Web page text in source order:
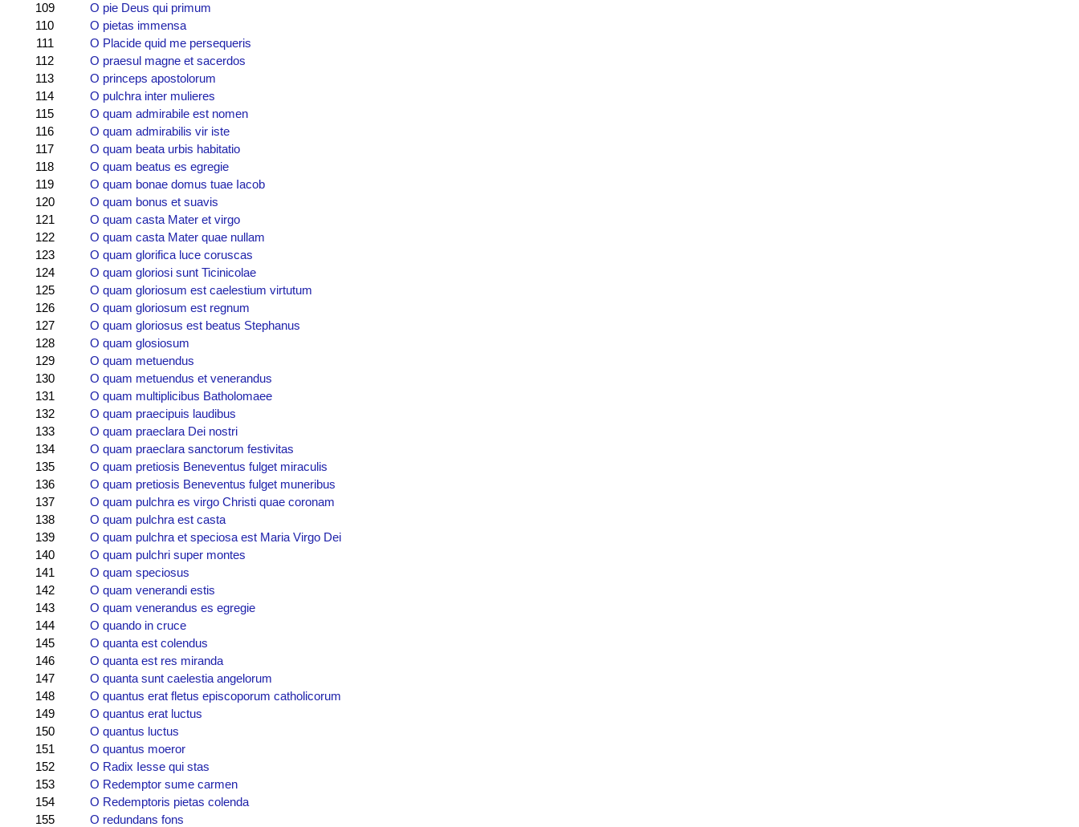
109
O pie Deus qui primum
110
O pietas immensa
111
O Placide quid me persequeris
112
O praesul magne et sacerdos
113
O princeps apostolorum
114
O pulchra inter mulieres
115
O quam admirabile est nomen
116
O quam admirabilis vir iste
117
O quam beata urbis habitatio
118
O quam beatus es egregie
119
O quam bonae domus tuae Iacob
120
O quam bonus et suavis
121
O quam casta Mater et virgo
122
O quam casta Mater quae nullam
123
O quam glorifica luce coruscas
124
O quam gloriosi sunt Ticinicolae
125
O quam gloriosum est caelestium virtutum
126
O quam gloriosum est regnum
127
O quam gloriosus est beatus Stephanus
128
O quam glosiosum
129
O quam metuendus
130
O quam metuendus et venerandus
131
O quam multiplicibus Batholomaee
132
O quam praecipuis laudibus
133
O quam praeclara Dei nostri
134
O quam praeclara sanctorum festivitas
135
O quam pretiosis Beneventus fulget miraculis
136
O quam pretiosis Beneventus fulget muneribus
137
O quam pulchra es virgo Christi quae coronam
138
O quam pulchra est casta
139
O quam pulchra et speciosa est Maria Virgo Dei
140
O quam pulchri super montes
141
O quam speciosus
142
O quam venerandi estis
143
O quam venerandus es egregie
144
O quando in cruce
145
O quanta est colendus
146
O quanta est res miranda
147
O quanta sunt caelestia angelorum
148
O quantus erat fletus episcoporum catholicorum
149
O quantus erat luctus
150
O quantus luctus
151
O quantus moeror
152
O Radix Iesse qui stas
153
O Redemptor sume carmen
154
O Redemptoris pietas colenda
155
O redundans fons